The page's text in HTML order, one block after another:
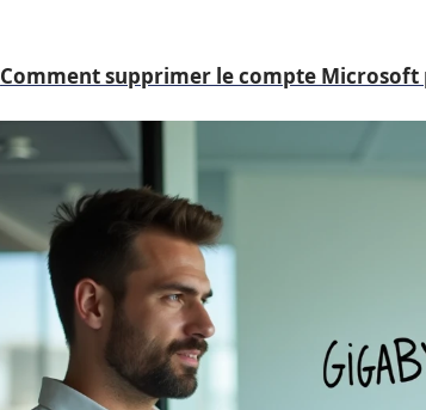
Comment supprimer le compte Microsoft